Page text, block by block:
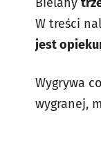
W treści
jest
Wygrywa
wygranej,